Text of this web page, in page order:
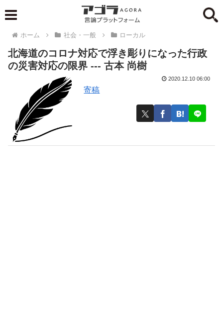
ホーム 社会・一般 ローカル
北海道のコロナ対応で浮き彫りになった行政
の災害対応の限界 --- 古本 尚樹
寄稿
2020.12.10 06:00